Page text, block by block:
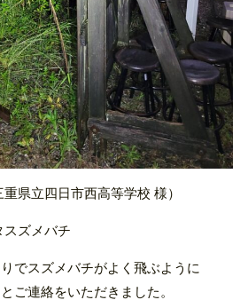
重県立四日市西高等学校 様）
スズメバチ
りでスズメバチがよく飛ぶように
ご連絡をいただきました。